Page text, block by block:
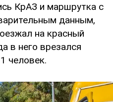
КрАЗ и маршрутка с
данным,
на красный
в него врезался
человек.